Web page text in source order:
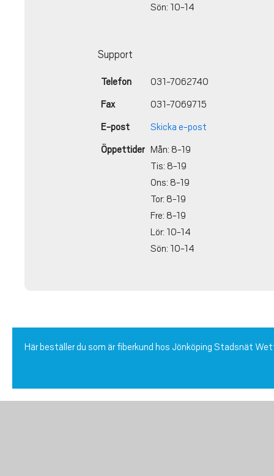
Sön: 10-14
Support
Telefon 031-7062740
Fax 031-7069715
E-post Skicka e-post
Öppettider Mån: 8-19
Tis: 8-19
Ons: 8-19
Tor: 8-19
Fre: 8-19
Lör: 10-14
Sön: 10-14
Här beställer du som är fiberkund hos Jönköping Stadsnät